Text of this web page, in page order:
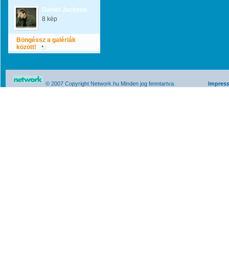
Daniel Jackson
8 kép
Böngéssz a galériák
között!
© 2007 Copyright Network.hu Minden jog fenntartva.